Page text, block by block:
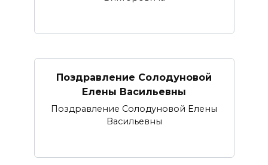
Поздравление Солодуновой
Елены Васильевны
Поздравление Солодуновой Елены
Васильевны